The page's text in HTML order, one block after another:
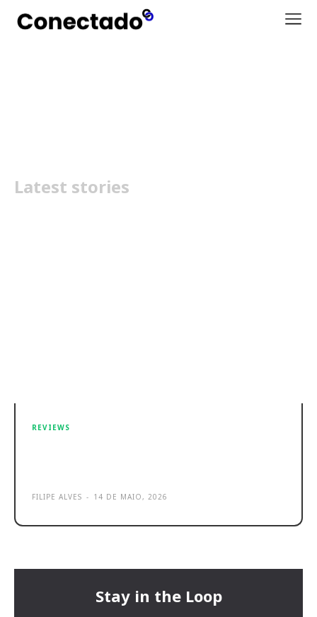
Latest stories
REVIEWS
FILIPE ALVES - 14 DE MAIO, 2026
Stay in the Loop